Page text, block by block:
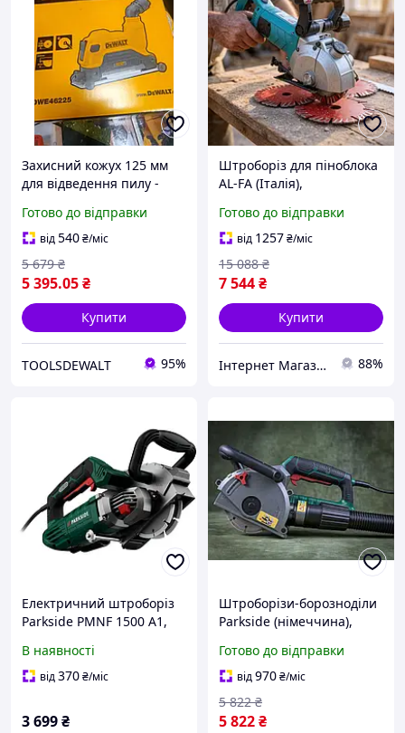
Захисний кожух 125 мм
для відведення пилу -
DWE46225
Готово до відправки
від540₴/міс
5 395.05₴
5 679 ₴
Купити
TOOLSDEWALT 95%
Штроборіз для піноблока
AL-FA (Італія),
труби, Штроборізи-
борозноділи, Борозноділ,
Машинка для
штроблення, MTS
Готово до відправки
від 1257₴/міс
7 544₴
15 088 ₴
Купити
Інтернет Магазин "StepShop" 88%
Електричний штроборіз
Parkside PMNF 1500 A1,
Парксайд з плавним
пуском
В наявності
від370₴/міс
3 699₴
Штроборізи-борозноділи
Parkside (німеччина),
Штроборіз електричний,
Штроборіз для
газобетону, RYH
Готово до відправки
від970₴/міс
5 822₴
5 822 ₴